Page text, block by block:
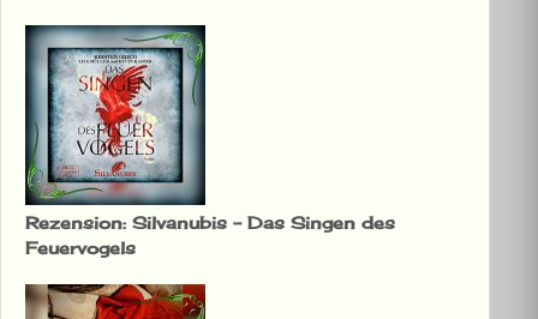
Rezension: Silvanubis – Das Singen des
Feuervogels